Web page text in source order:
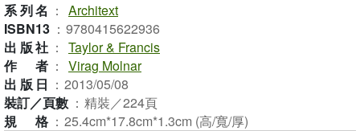
系列名 ： Architext
ISBN13 ： 9780415622936
出版社 ： Taylor & Francis
作者 ： Virag Molnar
出版日 ： 2013/05/08
裝訂／頁數 ： 精裝／224頁
規格 ： 25.4cm*17.8cm*1.3cm (高/寬/厚)